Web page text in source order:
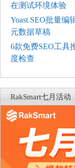
在测试环境体验
Yoast SEO批量
元数据草稿
6款免费SEO工具
度检查
RakSmart七月活动